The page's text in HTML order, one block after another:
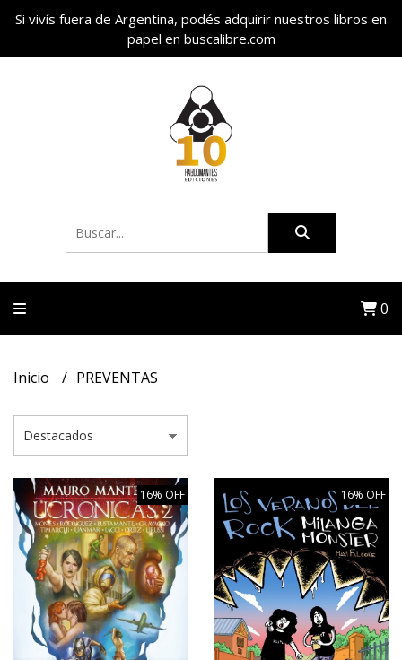
Si vivís fuera de Argentina, podés adquirir nuestros libros en
papel en buscalibre.com
0
Inicio PREVENTAS
16% OFF 16% OFF